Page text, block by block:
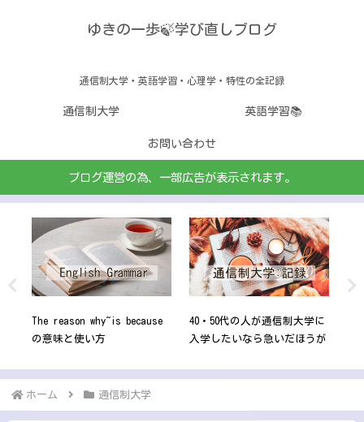
ゆきの一歩🍃学び直しブログ
通信制大学・英語学習・心理学・特性の全記録
通信制大学 英語学習📚
お問い合わせ
ブログ運営の為、一部広告が表示されます。
The reason why~is because
の意味と使い方
40・50代の人が通信制大学に
入学したいなら急いだほうが
ホーム
通信制大学